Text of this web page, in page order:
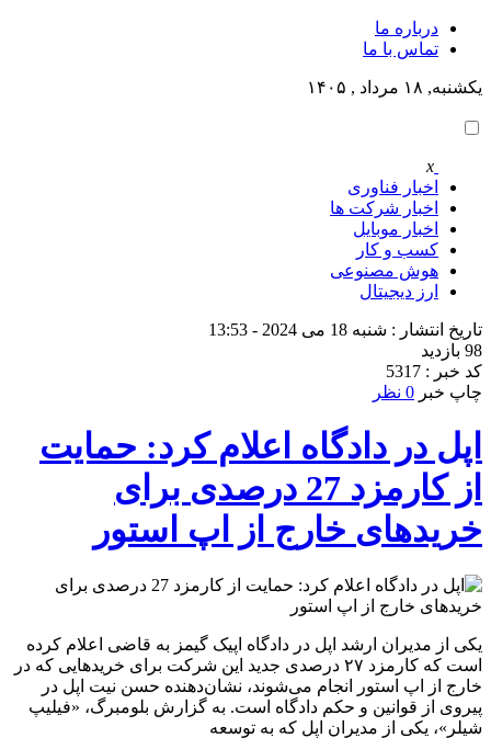
درباره ما
تماس با ما
یکشنبه, ۱۸ مرداد , ۱۴۰۵
x
اخبار فناوری
اخبار شرکت ها
اخبار موبایل
کسب و کار
هوش مصنوعی
ارز دیجیتال
تاریخ انتشار : شنبه 18 می 2024 - 13:53
98 بازدید
کد خبر : 5317
چاپ خبر 0 نظر
اپل در دادگاه اعلام کرد: حمایت
از کارمزد 27 درصدی برای
خریدهای خارج از اپ استور
یکی از مدیران ارشد اپل در دادگاه اپیک گیمز به قاضی اعلام کرده
است که کارمزد ۲۷ درصدی جدید این شرکت برای خریدهایی که در
خارج از اپ استور انجام می‌شوند، نشان‌دهنده حسن نیت اپل در
پیروی از قوانین و حکم دادگاه است. به گزارش بلومبرگ، «فیلیپ
شیلر»، یکی از مدیران اپل که به توسعه